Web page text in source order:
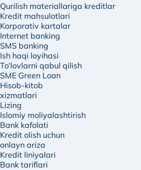
Qurilish materiallariga kreditlar
Kredit mahsulotlari
Korporativ kartalar
Internet banking
SMS banking
Ish haqi loyihasi
To‘lovlarni qabul qilish
SME Green Loan
Hisob-kitob
xizmatlari
Lizing
Islomiy moliyalashtirish
Bank kafolati
Kredit olish uchun
onlayn ariza
Kredit liniyalari
Bank tariflari